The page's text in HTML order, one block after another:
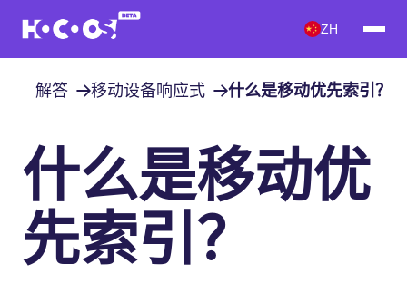
ZH
解答 移动设备响应式 什么是移动优先索引？
什么是移动优
先索引？